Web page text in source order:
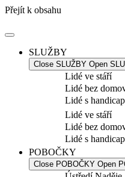
Přejít k obsahu
SLUŽBY
Close SLUŽBY Open
Lidé ve stáří
Lidé bez
Lidé s
Lidé ve stáří
Lidé bez
Lidé s
POBOČKY
Close POBOČKY Open